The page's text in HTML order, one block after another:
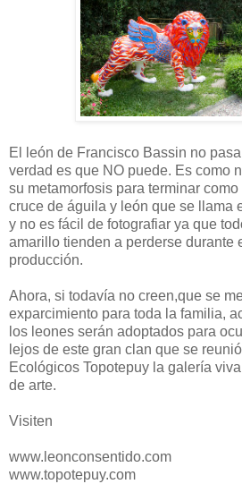
El león de Francisco Bassin no
verdad es que NO puede. Es como
su metamorfosis para terminar
cruce de águila y león que se llama
y no es fácil de fotografiar ya que
amarillo tienden a perderse durante
producción.
Ahora, si todavía no creen,que se
exparcimiento para toda la familia,
los leones serán adoptados para
lejos de este gran clan que se
Ecológicos Topotepuy la galería
de arte.
Visiten
www.leonconsentido.com
www.topotepuy.com